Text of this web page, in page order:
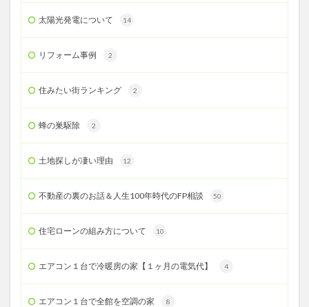
太陽光発電について 14
リフォーム事例 2
住みたい街ランキング 2
蜂の巣駆除 2
土地探しが凄い理由 12
不動産の裏のお話＆人生100年時代のFP相談 50
住宅ローンの組み方について 10
エアコン１台で冷暖房の家【１ヶ月の電気代】 4
エアコン１台で全館を空調の家 8